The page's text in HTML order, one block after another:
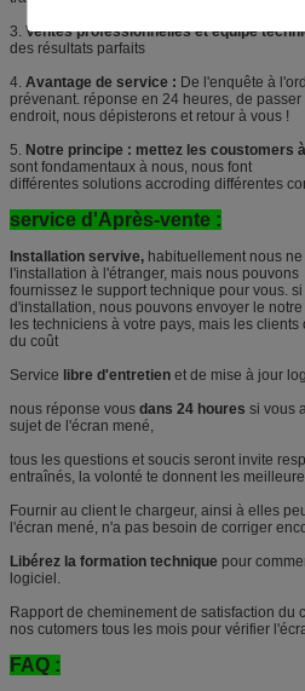
3. Ventes professionnelles et équipe
des résultats parfaits
4. Avantage de service : De l'enquête à
prévenant. réponse en 24 heures, de
endroit, nous dépisterons et retour à vous !
5. Notre principe : mettez les coustomers à
sont fondamentaux à nous, nous font
différentes solutions accroding différentes
service d'Après-vente :
Installation servive, habituellement nous
l'installation à l'étranger, mais nous pouvons
fournissez le support technique pour vous.
d'installation, nous pouvons envoyer le notre
les techniciens à votre pays, mais les
du coût
Service libre d'entretien et de mise à jour
nous réponse vous dans 24 houres si vous
sujet de l'écran mené,
tous les questions et soucis seront invite
entraînés, la volonté te donnent les
Fournir au client le chargeur, ainsi à elles
l'écran mené, n'a pas besoin de corriger
Libérez la formation technique pour
logiciel.
Rapport de cheminement de satisfaction du
nos cutomers tous les mois pour vérifier
FAQ :